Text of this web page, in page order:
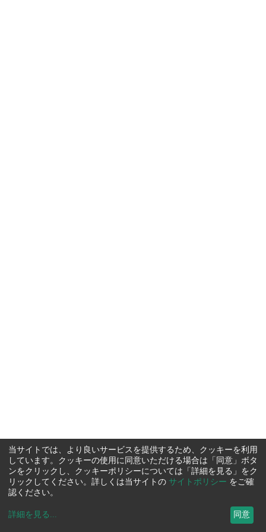
当サイトでは、より良いサービスを提供するため、クッキーを利用
しています。クッキーの使用に同意いただける場合は「同意」ボタ
ンをクリックし、クッキーポリシーについては「詳細を見る」をク
リックしてください。詳しくは当サイトの サイトポリシー をご確
認ください。
詳細を見る ... 同意